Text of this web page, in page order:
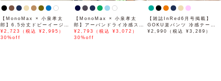
【MonoMax × 小泉孝太
郎】6.5分丈ドビーイージー
ハーフパンツ「小泉孝太郎さ
ん着用モデル」
¥2,723（税込 ¥2,995）
30%off
【MonoMax × 小泉孝太
郎】アーバンドライ冷感スイ
スボタンダウンポロシャツ
「小泉孝太郎さん着用モデ
¥2,793（税込 ¥3,072）
30%off
【雑誌InRed6月号掲載】
GOKU楽パンツ 冷感テーパ
ード【接触冷感】
¥2,990（税込 ¥3,289）